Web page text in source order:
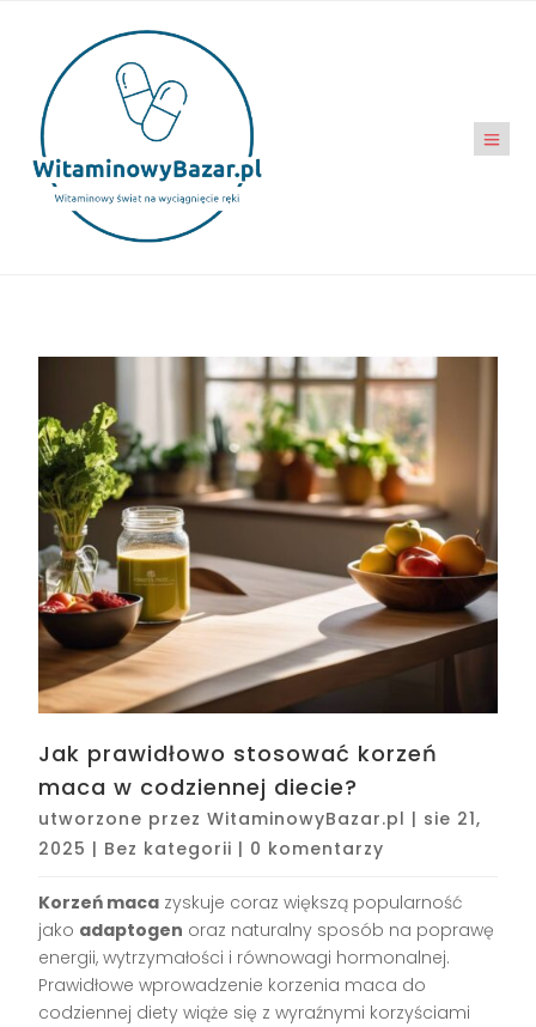
Jak prawidłowo stosować korzeń
maca w codziennej diecie?
utworzone przezWitaminowyBazar.pl | sie 21,
2025 | Bez kategorii | 0 komentarzy
Korzeń maca zyskuje coraz większą popularność
jako adaptogen oraz naturalny sposób na poprawę
energii, wytrzymałości i równowagi hormonalnej.
Prawidłowe wprowadzenie korzenia maca do
codziennej diety wiąże się z wyraźnymi korzyściami